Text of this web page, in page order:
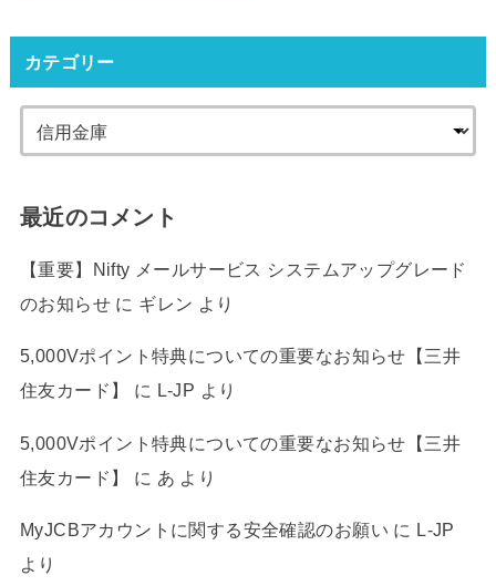
カテゴリー
最近のコメント
【重要】Nifty メールサービス システムアップグレード
のお知らせに ギレン より
5,000Vポイント特典についての重要なお知らせ【三井
住友カード】
に L-JP より
5,000Vポイント特典についての重要なお知らせ【三井
住友カード】
に あ より
MyJCBアカウントに関する安全確認のお願い に L-JP
より